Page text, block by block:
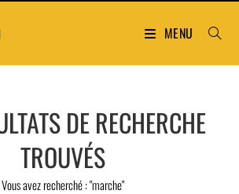
MENU
DE RECHERCHE
TROUVÉS
Vous avez recherché : "marche"